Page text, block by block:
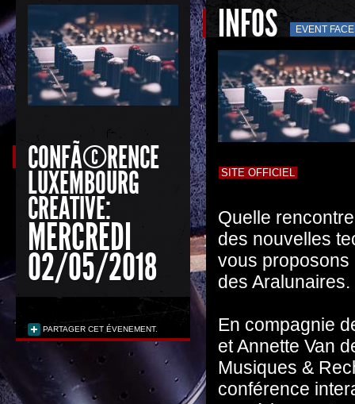
CONFÃ©RENCE
LUXEMBOURG
CREATIVE:
MERCREDI
02/05/2018
PARTAGER CET ÉVENEMENT.
INFOS EVENT
SITE OFFICIEL
Quelle
des nouvelles
vous proposons
des Aralunaires.
En compagnie
et Annette Van
Musiques &
conférence